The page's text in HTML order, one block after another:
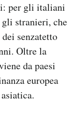
per gli italiani
stranieri, che
senzatetto
Oltre la
da paesi
europea